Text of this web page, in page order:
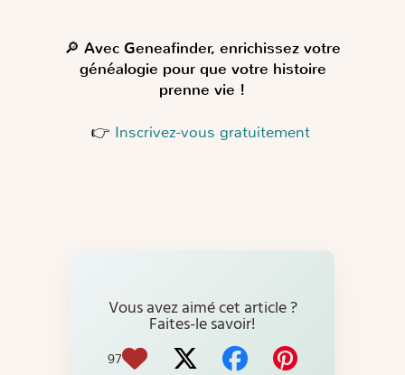
🔎 Avec Geneafinder, enrichissez votre
généalogie pour que votre histoire
prenne vie !
👉 Inscrivez-vous gratuitement
Vous avez aimé cet article ?
Faites-le savoir!
97